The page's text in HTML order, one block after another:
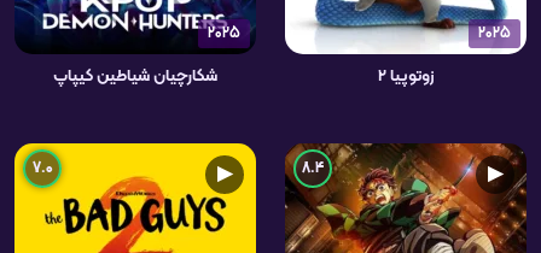
2025
زوتوپیا ۲
2025
شکارچیان شیاطین کیپاپ
▶
8.4
▶
7.0